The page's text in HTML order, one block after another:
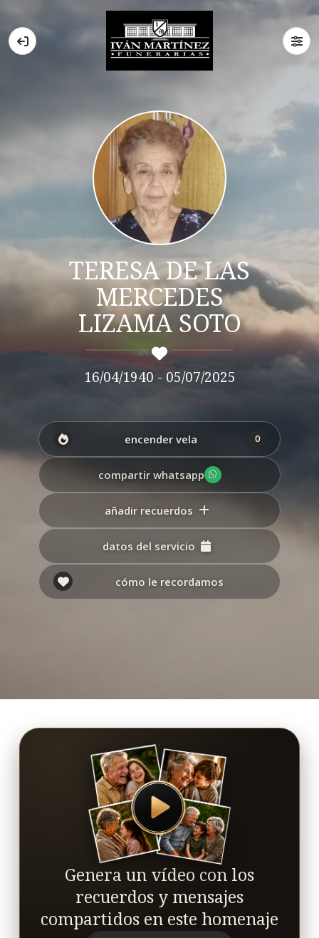
TERESA DE LAS
MERCEDES
LIZAMA SOTO
16/04/1940 - 05/07/2025
encender vela 0
compartir whatsapp
añadir recuerdos
datos del servicio
cómo le recordamos
Genera un vídeo con los
recuerdos y mensajes
compartidos en este homenaje